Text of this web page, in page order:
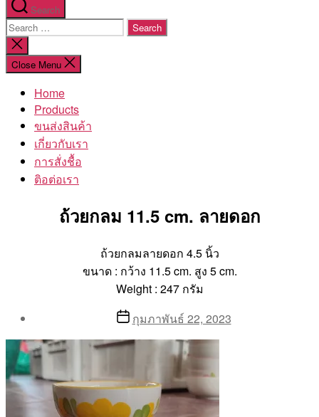
Search
Search
for:
Close
search
Close Menu
Home
Products
ขนส่งสินค้า
เกี่ยวกับเรา
การสั่งชื้อ
ติอต่อเรา
ถ้วยกลม 11.5 cm. ลายดอก
ถ้วยกลมลายดอก 4.5 นิ้ว
ขนาด : กว้าง 11.5 cm. สูง 5 cm.
Weight : 247 กรัม
By
Aea
Postกุมภาพันธ์ 22, 2023